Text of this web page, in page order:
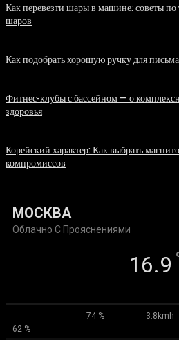
Как перевезти шары в машине: советы по
шаров
Как подобрать хорошую ручку для письма
Фитнес-клубы с бассейном — о
здоровья
Корейский характер: Как выбрать
компромиссов
МОСКВА
Облачно С Прояснениями
16.9
74 %
3.8kmh
62 %